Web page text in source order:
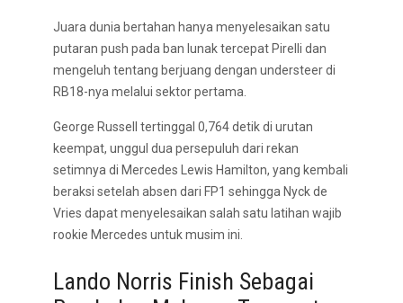
Juara dunia bertahan hanya menyelesaikan satu
putaran push pada ban lunak tercepat Pirelli dan
mengeluh tentang berjuang dengan understeer di
RB18-nya melalui sektor pertama.
George Russell tertinggal 0,764 detik di urutan
keempat, unggul dua persepuluh dari rekan
setimnya di Mercedes Lewis Hamilton, yang kembali
beraksi setelah absen dari FP1 sehingga Nyck de
Vries dapat menyelesaikan salah satu latihan wajib
rookie Mercedes untuk musim ini.
Lando Norris Finish Sebagai